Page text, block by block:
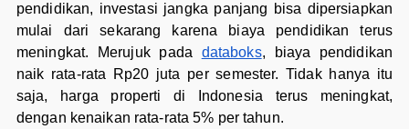
pendidikan, investasi jangka panjang bisa dipersiapkan
mulai dari sekarang karena biaya pendidikan terus
meningkat. Merujuk pada databoks, biaya pendidikan
naik rata-rata Rp20 juta per semester. Tidak hanya itu
saja, harga properti di Indonesia terus meningkat,
dengan kenaikan rata-rata 5% per tahun.